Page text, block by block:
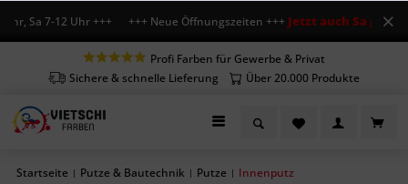
Sa 7-12 Uhr +++ +++ Neue Öffnungszeiten +++Jetzt auch Sa
Profi Farben für Gewerbe & Privat
Sichere & schnelle Lieferung
Über 20.000 Produkte
Startseite | Putze & Bautechnik | Putze | Innenputz